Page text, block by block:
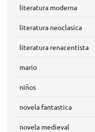
literatura moderna
literatura neoclasica
literatura renacentista
mario
niños
novela fantastica
novela medieval